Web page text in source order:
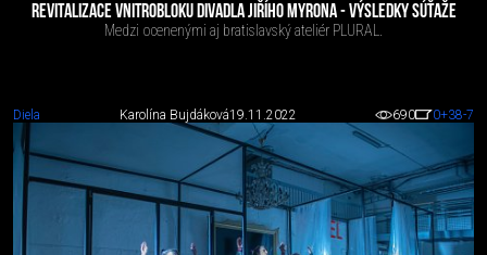
REVITALIZACE VNITROBLOKU DIVADLA JIŘÍHO MYRONA - VÝSLEDKY SÚŤAŽE
Medzi ocenenými aj bratislavský ateliér PLURAL.
Diela Karolína Bujdáková19.11.2022 690 0+38-7